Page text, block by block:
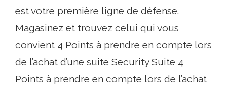
est votre première ligne de défense.
Magasinez et trouvez celui qui vous
convient 4 Points à prendre en compte lors
de l’achat d’une suite Security Suite 4
Points à prendre en compte lors de l’achat